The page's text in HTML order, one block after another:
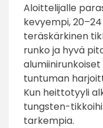
Aloittelijalle
kevyempi,
teräskärkinen
runko ja hyvä
tuntuman
Kun heittotyyli
tungsten-
tarkempia.